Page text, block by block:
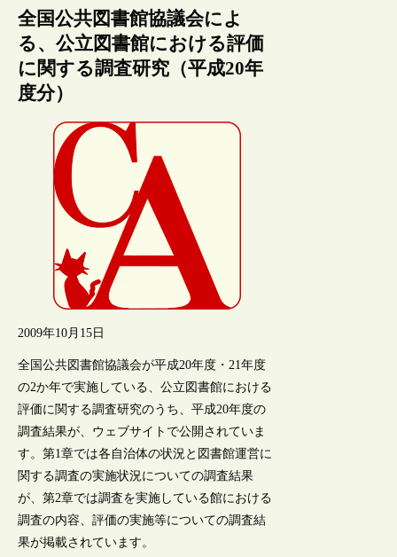
全国公共図書館協議会によ
る、公立図書館における評価
に関する調査研究（平成20年
度分）
2009年10月15日
全国公共図書館協議会が平成20年度・21年度
の2か年で実施している、公立図書館における
評価に関する調査研究のうち、平成20年度の
調査結果が、ウェブサイトで公開されていま
す。第1章では各自治体の状況と図書館運営に
関する調査の実施状況についての調査結果
が、第2章では調査を実施している館における
調査の内容、評価の実施等についての調査結
果が掲載されています。